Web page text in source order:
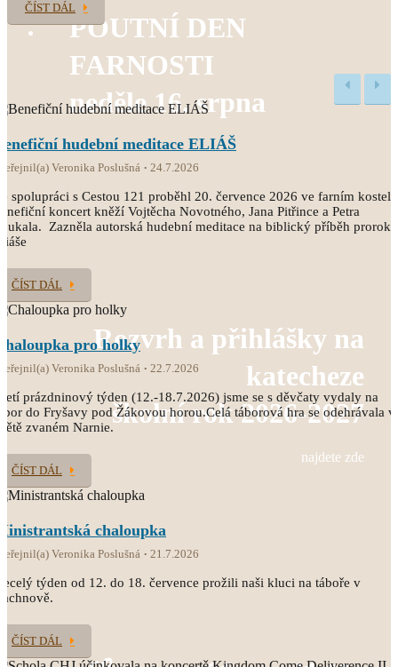
POUTNÍ DEN
FARNOSTI
neděle 16. srpna
Rozvrh a přihlášky na
katecheze
školní rok 2026-2027
najdete zde
ČÍST DÁL
hudební meditace ELIÁŠ
Veronika Poslušná 24.7.2026
spolupráci s Cestou 121 proběhl 20. července 2026 ve farním kostele
koncert kněží Vojtěcha Novotného, Jana Pitřince a Petra
Zazněla autorská hudební meditace na biblický příběh proroka
ČÍST DÁL
pro holky
Veronika Poslušná 22.7.2026
prázdninový týden (12.-18.7.2026) jsme se s děvčaty vydaly na
do Fryšavy pod Žákovou horou.Celá táborová hra se odehrávala
zvaném Narnie.
ČÍST DÁL
chaloupka
Veronika Poslušná 21.7.2026
týden od 12. do 18. července prožili naši kluci na táboře v
ČÍST DÁL